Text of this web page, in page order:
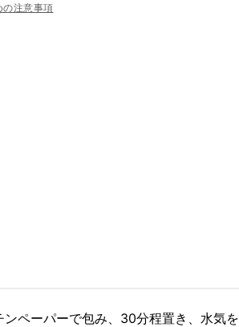
の注意事項
ンペーパーで包み、30分程置き、水気を